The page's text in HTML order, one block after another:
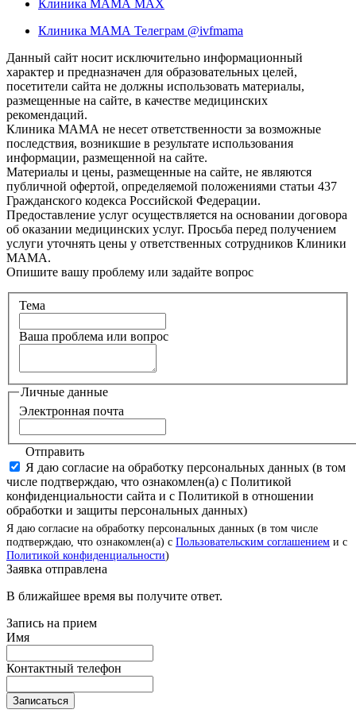
Клиника МАМА MAX
Клиника МАМА Телеграм @ivfmama
Данный сайт носит исключительно информационный
характер и предназначен для образовательных целей,
посетители сайта не должны использовать материалы,
размещенные на сайте, в качестве медицинских
рекомендаций.
Клиника МАМА не несет ответственности за возможные
последствия, возникшие в результате использования
информации, размещенной на сайте.
Материалы и цены, размещенные на сайте, не являются
публичной офертой, определяемой положениями статьи 437
Гражданского кодекса Российской Федерации.
Предоставление услуг осуществляется на основании договора
об оказании медицинских услуг. Просьба перед получением
услуги уточнять цены у ответственных сотрудников Клиники
МАМА.
Опишите вашу проблему или задайте вопрос
Тема
Ваша проблема или вопрос
Личные данные
Электронная почта
Отправить
Я даю согласие на обработку персональных данных (в том
числе подтверждаю, что ознакомлен(а) с Политикой
конфиденциальности сайта и с Политикой в отношении
обработки и защиты персональных данных)
Я даю согласие на обработку персональных данных (в том числе
подтверждаю, что ознакомлен(а) с Пользовательским соглашением и с
Политикой конфиденциальности)
Заявка отправлена
В ближайшее время вы получите ответ.
Запись на прием
Имя
Контактный телефон
Записаться